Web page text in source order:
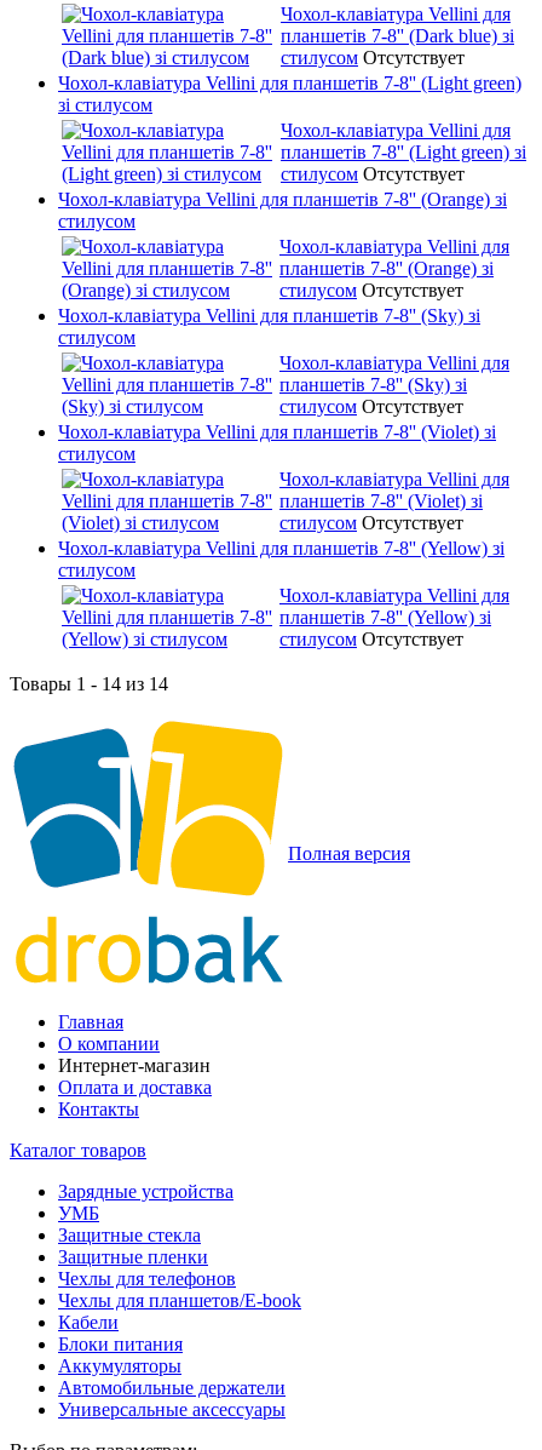
Чохол-клавіатура Vellini для
планшетів 7-8'' (Dark blue) зі
стилусом Отсутствует
Чохол-клавіатура Vellini для планшетів 7-8'' (Light green)
зі стилусом
Чохол-клавіатура Vellini для
планшетів 7-8'' (Light green) зі
стилусом Отсутствует
Чохол-клавіатура Vellini для планшетів 7-8'' (Orange) зі
стилусом
Чохол-клавіатура Vellini для
планшетів 7-8'' (Orange) зі
стилусом Отсутствует
Чохол-клавіатура Vellini для планшетів 7-8'' (Sky) зі
стилусом
Чохол-клавіатура Vellini для
планшетів 7-8'' (Sky) зі
стилусом Отсутствует
Чохол-клавіатура Vellini для планшетів 7-8'' (Violet) зі
стилусом
Чохол-клавіатура Vellini для
планшетів 7-8'' (Violet) зі
стилусом Отсутствует
Чохол-клавіатура Vellini для планшетів 7-8'' (Yellow) зі
стилусом
Чохол-клавіатура Vellini для
планшетів 7-8'' (Yellow) зі
стилусом Отсутствует
Товары 1 - 14 из 14
Полная версия
Главная
О компании
Интернет-магазин
Оплата и доставка
Контакты
Каталог товаров
Зарядные устройства
УМБ
Защитные стекла
Защитные пленки
Чехлы для телефонов
Чехлы для планшетов/E-book
Кабели
Блоки питания
Аккумуляторы
Автомобильные держатели
Универсальные аксессуары